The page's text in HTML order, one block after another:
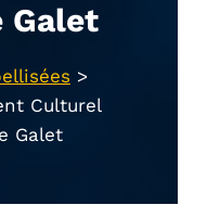
Galet
>
Culturel
Galet